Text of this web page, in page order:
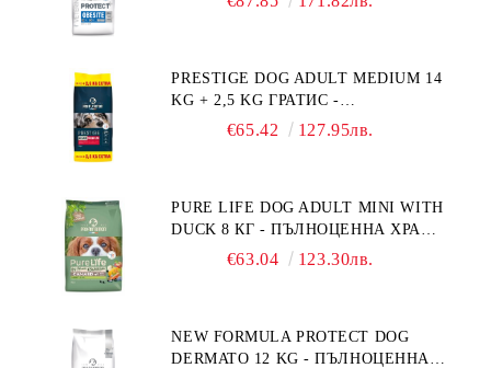
"РЕГУЛИРАНЕ НА ВНОСА НА
ГЛЮКОЗА (DIABETES MELLITUS)."
PRESTIGE DOG ADULT MEDIUM 14
KG + 2,5 KG ГРАТИС -
ПЪЛНОЦЕННА ХРАНА ЗА
€65.42 127.95лв.
PURE LIFE DOG ADULT MINI WITH
DUCK 8 КГ - ПЪЛНОЦЕННА ХРАНА
ЗА ПОРАСНАЛИ КУЧЕТА ОТ
ГЛУТЕН. ПРОИЗВЕДЕНА ВЪВ
ФРАНЦИЯ.
€63.04 123.30лв.
NEW FORMULA PROTECT DOG
DERMATO 12 KG - ПЪЛНОЦЕННА